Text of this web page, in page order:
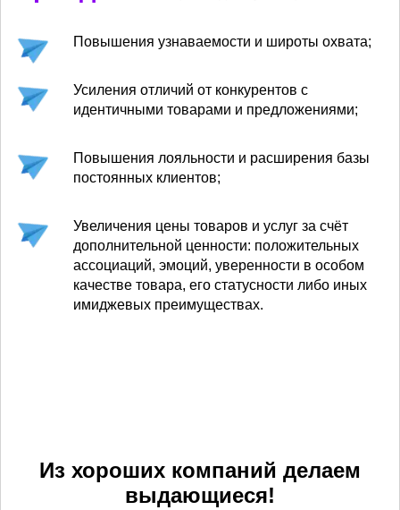
Повышения узнаваемости и широты охвата;
Усиления отличий от конкурентов с
идентичными товарами и предложениями;
Повышения лояльности и расширения базы
постоянных клиентов;
Увеличения цены товаров и услуг за счёт
дополнительной ценности: положительных
ассоциаций, эмоций, уверенности в особом
качестве товара, его статусности либо иных
имиджевых преимуществах.
Из хороших компаний делаем
выдающиеся!